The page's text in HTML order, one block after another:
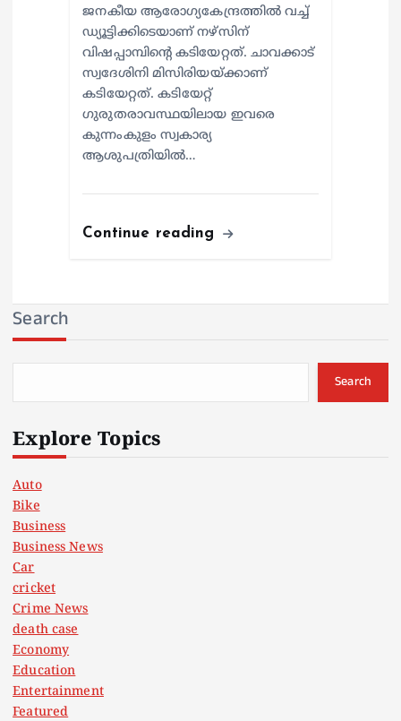
ജനകീയ ആരോഗ്യകേന്ദ്രത്തില്‍ വച്ച്
ഡ്യൂട്ടിക്കിടെയാണ് നഴ്സിന്
വിഷപ്പാമ്പിന്റെ കടിയേറ്റത്. ചാവക്കാട്
സ്വദേശിനി മിസിരിയയ്ക്കാണ്
കടിയേറ്റത്. കടിയേറ്റ്
ഗുരുതരാവസ്ഥയിലായ ഇവരെ
കുന്നംകുളം സ്വകാര്യ
ആശുപത്രിയില്‍…
Continue reading
Search
Search
Explore Topics
Auto
Bike
Business
Business News
Car
cricket
Crime News
death case
Economy
Education
Entertainment
Featured